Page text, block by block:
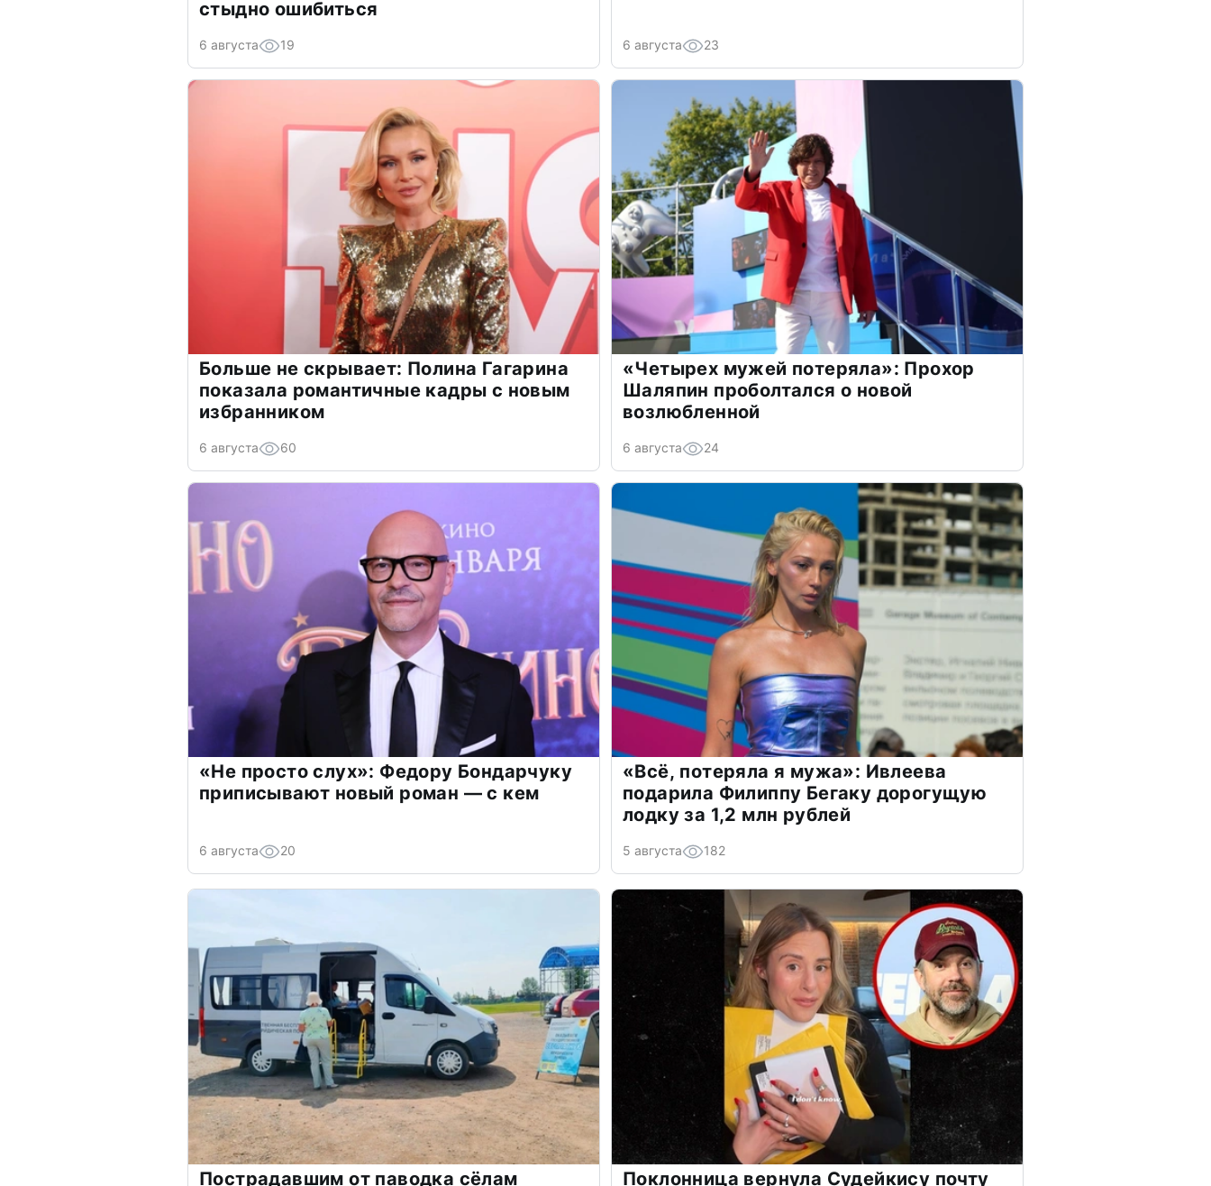
стыдно ошибиться
6 августа 19 6 августа 23
Больше не скрывает: Полина Гагарина
показала романтичные кадры с новым
избранником
6 августа 60
«Четырех мужей потеряла»: Прохор
Шаляпин проболтался о новой
возлюбленной
6 августа 24
«Не просто слух»: Федору Бондарчуку
приписывают новый роман — с кем
6 августа 20
«Всё, потеряла я мужа»: Ивлеева
подарила Филиппу Бегаку дорогущую
лодку за 1,2 млн рублей
5 августа 182
Пострадавшим от паводка сёлам Поклонница вернула Судейкису почту